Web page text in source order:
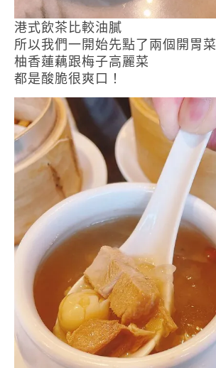
港式飲茶比較油膩
所以我們一開始先點了兩個開胃菜
柚香蓮藕跟梅子高麗菜
都是酸脆很爽口！